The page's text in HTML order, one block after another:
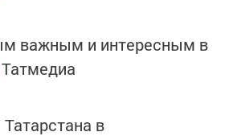
важным и интересным в
Татмедиа
в